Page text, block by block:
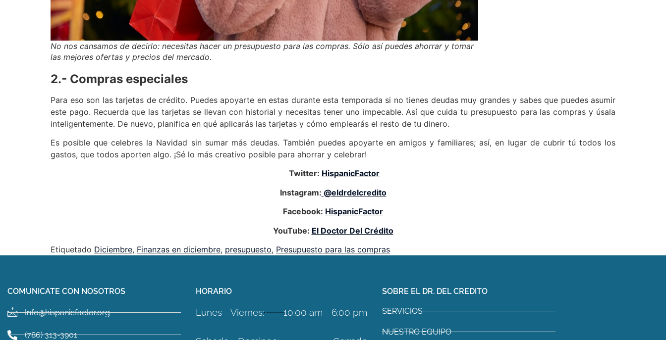
No nos cansamos de decirlo: necesitas hacer un presupuesto para las compras. Sólo así puedes ahorrar y tomar
las mejores ofertas y precios del mercado.
2.- Compras especiales
Para eso son las tarjetas de crédito. Puedes apoyarte en estas durante esta temporada si no tienes deudas muy grandes y sabes que puedes asumir
este pago. Recuerda que las tarjetas se llevan con historial y necesitas tener uno impecable. Así que cuida tu presupuesto para las compras y úsala
inteligentemente. De nuevo, planifica en qué aplicarás las tarjetas y cómo emplearás el resto de tu dinero.
Es posible que celebres la Navidad sin sumar más deudas. También puedes apoyarte en amigos y familiares; así, en lugar de cubrir tú todos los
gastos, que todos aporten algo. ¡Sé lo más creativo posible para ahorrar y celebrar!
Twitter: HispanicFactor
Instagram: @eldrdelcredito
Facebook: HispanicFactor
YouTube: El Doctor Del Crédito
Etiquetado Diciembre, Finanzas en diciembre, presupuesto, Presupuesto para las compras
COMUNICATE CON NOSOTROS
Info@hispanicfactor.org
(786) 313-3901
HORARIO
Lunes - Viernes: 10:00 am - 6:00 pm
SOBRE EL DR. DEL CREDITO
SERVICIOS
NUESTRO EQUIPO